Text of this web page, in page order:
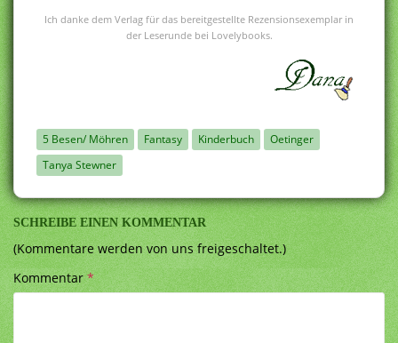
Ich danke dem Verlag für das bereitgestellte Rezensionsexemplar in
der Leserunde bei Lovelybooks.
5 Besen/ Möhren Fantasy Kinderbuch
Oetinger
Tanya Stewner
SCHREIBE EINEN KOMMENTAR
(Kommentare werden von uns freigeschaltet.)
Kommentar*